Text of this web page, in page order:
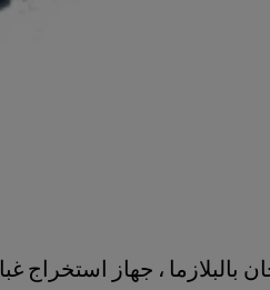
، جهاز استخراج